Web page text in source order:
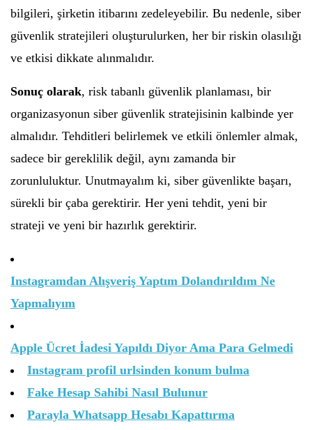
bilgileri, şirketin itibarını zedeleyebilir. Bu nedenle, siber
güvenlik stratejileri oluşturulurken, her bir riskin olasılığı
ve etkisi dikkate alınmalıdır.
Sonuç olarak, risk tabanlı güvenlik planlaması, bir
organizasyonun siber güvenlik stratejisinin kalbinde yer
almalıdır. Tehditleri belirlemek ve etkili önlemler almak,
sadece bir gereklilik değil, aynı zamanda bir
zorunluluktur. Unutmayalım ki, siber güvenlikte başarı,
sürekli bir çaba gerektirir. Her yeni tehdit, yeni bir
strateji ve yeni bir hazırlık gerektirir.
Instagramdan Alışveriş Yaptım Dolandırıldım Ne
Yapmalıyım
Apple Ücret İadesi Yapıldı Diyor Ama Para Gelmedi
Instagram profil urlsinden konum bulma
Fake Hesap Sahibi Nasıl Bulunur
Parayla Whatsapp Hesabı Kapattırma